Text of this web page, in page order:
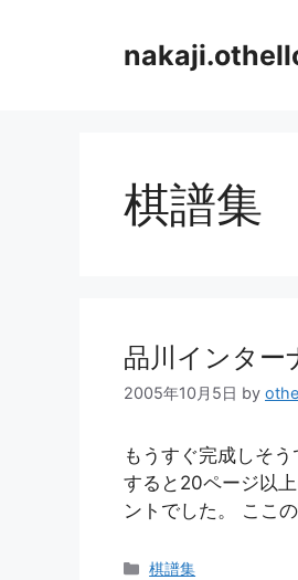
棋譜集
品川インター
2005年10月5日 by
もうすぐ完成しそ
すると20ページ以
ントでした。 ここ
カ
棋譜集